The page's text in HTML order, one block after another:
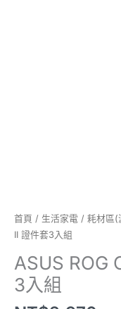
首頁 / 生活家電 / 耗材區(
II 證件套3入組
ASUS ROG
3入組